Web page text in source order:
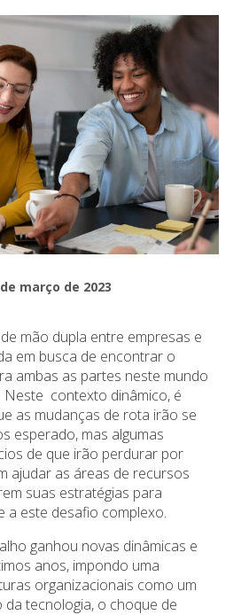
março de 2023
mão dupla entre empresas e
em busca de encontrar o
ambas as partes neste mundo
Neste contexto dinâmico, é
as mudanças de rota irão se
esperado, mas algumas
de que irão perdurar por
ajudar as áreas de recursos
suas estratégias para
a este desafio complexo.
ganhou novas dinâmicas e
anos, impondo uma
organizacionais como um
tecnologia, o choque de